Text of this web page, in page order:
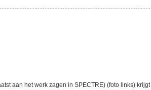
aan het werk zagen in SPECTRE) (foto links) krijgt